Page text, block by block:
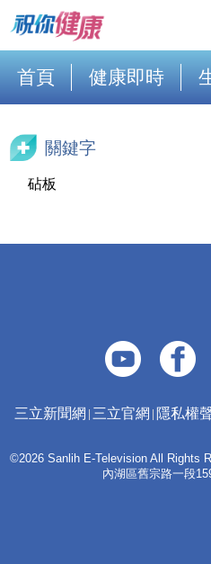
首頁 健康即時
關鍵字
砧板
三立新聞網 三立官網 隱私權
©2026 Sanlih E-Television All Rights
內湖區舊宗路一段